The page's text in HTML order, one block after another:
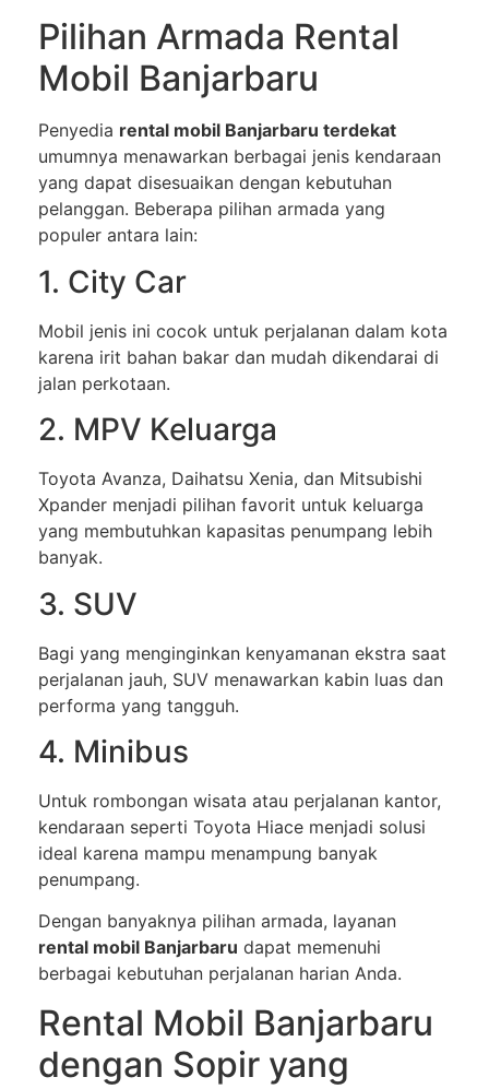
Pilihan Armada Rental
Mobil Banjarbaru
Penyedia rental mobil Banjarbaru terdekat
umumnya menawarkan berbagai jenis kendaraan
yang dapat disesuaikan dengan kebutuhan
pelanggan. Beberapa pilihan armada yang
populer antara lain:
1. City Car
Mobil jenis ini cocok untuk perjalanan dalam kota
karena irit bahan bakar dan mudah dikendarai di
jalan perkotaan.
2. MPV Keluarga
Toyota Avanza, Daihatsu Xenia, dan Mitsubishi
Xpander menjadi pilihan favorit untuk keluarga
yang membutuhkan kapasitas penumpang lebih
banyak.
3. SUV
Bagi yang menginginkan kenyamanan ekstra saat
perjalanan jauh, SUV menawarkan kabin luas dan
performa yang tangguh.
4. Minibus
Untuk rombongan wisata atau perjalanan kantor,
kendaraan seperti Toyota Hiace menjadi solusi
ideal karena mampu menampung banyak
penumpang.
Dengan banyaknya pilihan armada, layanan
rental mobil Banjarbaru dapat memenuhi
berbagai kebutuhan perjalanan harian Anda.
Rental Mobil Banjarbaru
dengan Sopir yang